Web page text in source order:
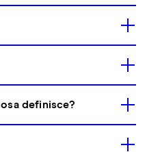
definisce?